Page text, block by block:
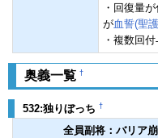
・回復量
が血誓(聖
・複数回
奥義一覧 †
532:独りぼっち †
全員副将：バリア